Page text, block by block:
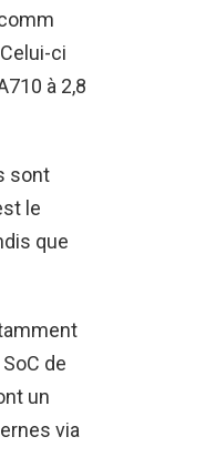
ci
à 2,8
sont
le
que
de
un
via